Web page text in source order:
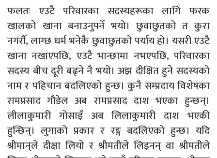
फलतः एउटै परिवारका सदस्यहरूका लागि फरक
खालको खाना बनाउनुपर्ने भयो। छुवाछुतको त कुरा
नगरौँ, लाग्छ धर्म भनेकै छुवाछुतको पर्याय हो। यसरी एउटै
खाना नखाएपछि, एउटै भान्छामा नभएपछि, परिवारका
सदस्य बीच दूरी बढ्ने नै भयो। अझ दीक्षित हुने सदस्यको
नाम र पहिचान बदलिएको हुन्छ। कुनै सम्प्रदाय विशेषका
रामप्रसाद गौडेल अब रामप्रसाद दाश भएका हुन्छन्।
लीलाकुमारी गोसाइँ अब लिलाकुमारी दाश भएकी
हुन्छिन्। लुगाको प्रकार र रङ्ग बदलिएको हुन्छ। यदि
श्रीमान्‌ले दीक्षा लियो र श्रीमतीले लिइनन् वा श्रीमतीले